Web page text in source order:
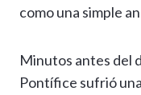
como una simple
Minutos antes del
Pontífice sufrió